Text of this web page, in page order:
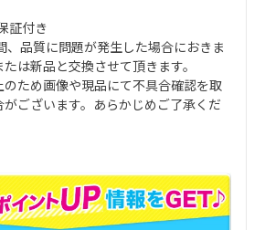
証付き
、品質に問題が発生した場合におきま
は新品と交換させて頂きます。
のため画像や現品にて不具合確認を取
ございます。あらかじめご了承くだ